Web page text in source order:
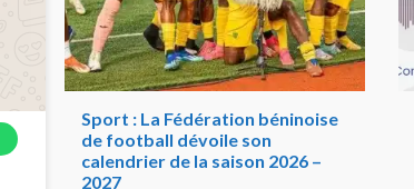
Sport : La Fédération béninoise
de football dévoile son
calendrier de la saison 2026 –
2027